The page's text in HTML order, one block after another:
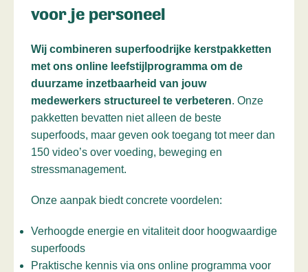
voor je personeel
Wij combineren superfoodrijke kerstpakketten
met ons online leefstijlprogramma om de
duurzame inzetbaarheid van jouw
medewerkers structureel te verbeteren. Onze
pakketten bevatten niet alleen de beste
superfoods, maar geven ook toegang tot meer dan
150 video’s over voeding, beweging en
stressmanagement.
Onze aanpak biedt concrete voordelen:
Verhoogde energie en vitaliteit door hoogwaardige
superfoods
Praktische kennis via ons online programma voor